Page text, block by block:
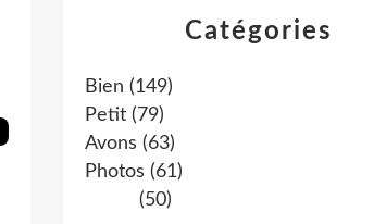
Catégories
Bien (149)
Petit (79)
Avons (63)
Photos (61)
(50)